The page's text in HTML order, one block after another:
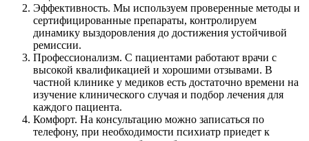
Эффективность. Мы используем проверенные методы и
сертифицированные препараты, контролируем
динамику выздоровления до достижения устойчивой
ремиссии.
Профессионализм. С пациентами работают врачи с
высокой квалификацией и хорошими отзывами. В
частной клинике у медиков есть достаточно времени на
изучение клинического случая и подбор лечения для
каждого пациента.
Комфорт. На консультацию можно записаться по
телефону, при необходимости психиатр приедет к